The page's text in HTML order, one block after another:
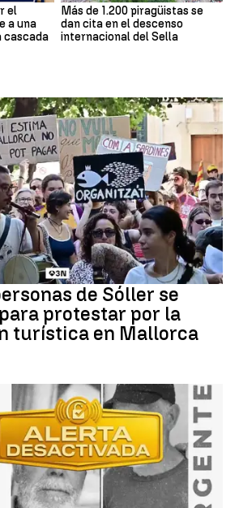
el
a una
cascada
Más de 1.200 piragüistas se
dan cita en el descenso
internacional del Sella
de Sóller se
protestar por la
turística en Mallorca